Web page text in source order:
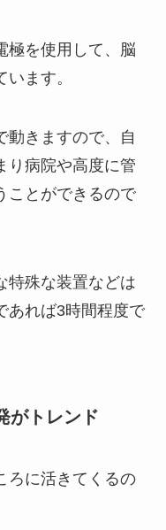
極を使用して、脳
ます。
動きますので、自
り病院や高度に管
ことができるので
特殊な装置などは
あれば3時間程度で
がトレンド
ろに活きてくるの